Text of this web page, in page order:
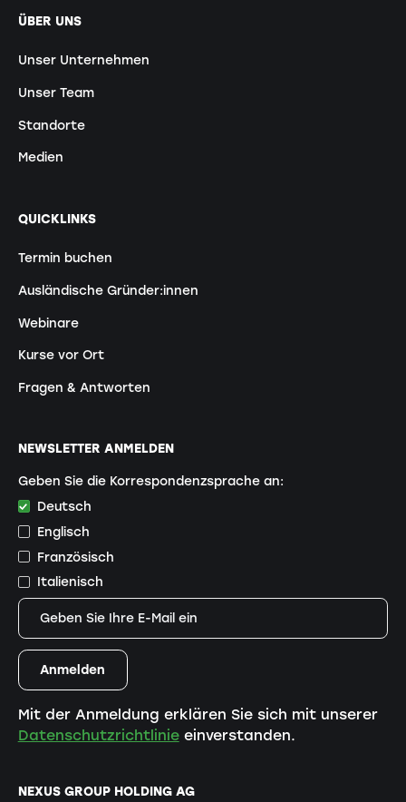
ÜBER UNS
Unser Unternehmen
Unser Team
Standorte
Medien
QUICKLINKS
Termin buchen
Ausländische Gründer:innen
Webinare
Kurse vor Ort
Fragen & Antworten
NEXUS GROUP HOLDING AG
NEWSLETTER ANMELDEN
Geben Sie die Korrespondenzsprache an:
Deutsch
Englisch
Französisch
Italienisch
Mit der Anmeldung erklären Sie sich mit unserer
Datenschutzrichtlinieeinverstanden.